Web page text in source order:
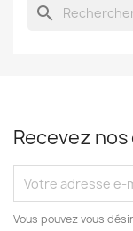
search
Recevez
Vous pouvez vous